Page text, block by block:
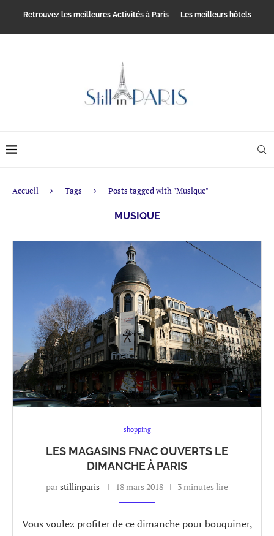
Retrouvez les meilleures Activités à Paris Les meilleurs hôtels
Accueil Tags Posts tagged with "Musique"
MUSIQUE
shopping
LES MAGASINS FNAC OUVERTS LE
DIMANCHE À PARIS
parstillinparis 18 mars 2018 3 minutes lire
Vous voulez profiter de ce dimanche pour bouquiner,